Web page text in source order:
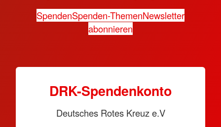
SpendenSpenden-ThemenNewsletter
abonnieren
DRK-Spendenkonto
Deutsches Rotes Kreuz e.V